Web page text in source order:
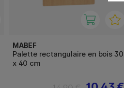
MABEF
Palette rectangulaire en bois 30
x 40 cm